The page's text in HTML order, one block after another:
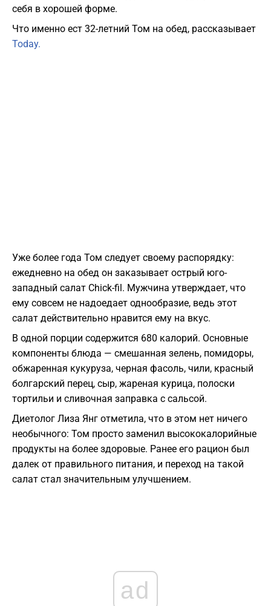
себя в хорошей форме.
Что именно ест 32-летний Том на обед, рассказывает
Today.
Уже более года Том следует своему распорядку:
ежедневно на обед он заказывает острый юго-
западный салат Chick-fil. Мужчина утверждает, что
ему совсем не надоедает однообразие, ведь этот
салат действительно нравится ему на вкус.
В одной порции содержится 680 калорий. Основные
компоненты блюда — смешанная зелень, помидоры,
обжаренная кукуруза, черная фасоль, чили, красный
болгарский перец, сыр, жареная курица, полоски
тортильи и сливочная заправка с сальсой.
Диетолог Лиза Янг отметила, что в этом нет ничего
необычного: Том просто заменил высококалорийные
продукты на более здоровые. Ранее его рацион был
далек от правильного питания, и переход на такой
салат стал значительным улучшением.
ad